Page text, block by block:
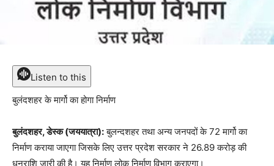
Listen to this
बुलंदशहर के मार्गो का होगा निर्माण
बुलंदशहर, डेस्क (जययात्रा):बुलन्दशहर तथा अन्य जनपदों के 72 मार्गो का
निर्माण कराया जाएगा जिसके लिए उत्तर प्रदेश सरकार ने 26.89 करोड़ की
धनराशि जारी की है। यह निर्माण लोक निर्माण विभाग कराएगा।